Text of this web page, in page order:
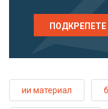
ПОДКРЕПЕТЕ
ии материал